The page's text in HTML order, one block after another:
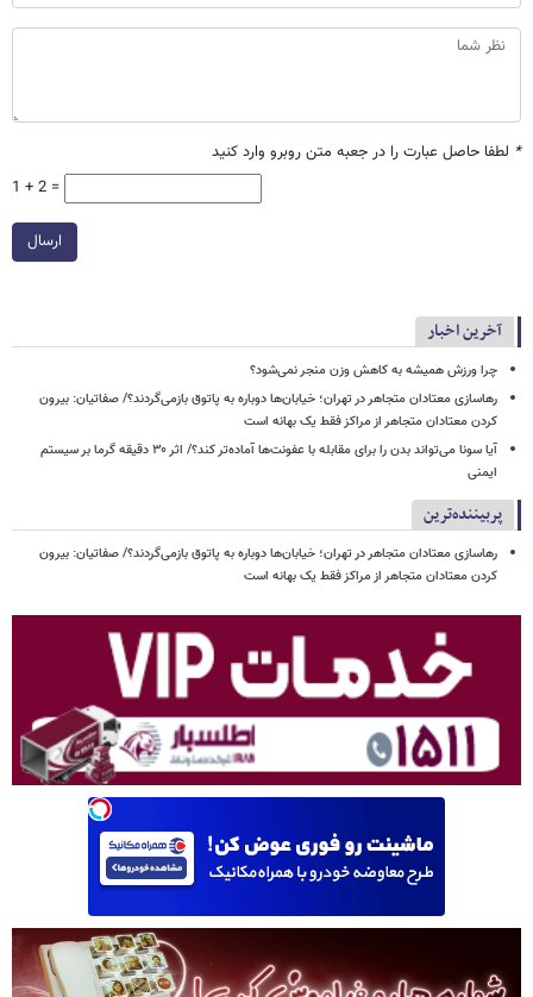
* لطفا حاصل عبارت را در جعبه متن روبرو وارد کنید
1 + 2 =
ارسال
آخرین اخبار
چرا ورزش همیشه به کاهش وزن منجر نمی‌شود؟
رهاسازی معتادان متجاهر در تهران؛ خیابان‌ها دوباره به پاتوق بازمی‌گردند؟/ صفاتیان: بیرون
کردن معتادان متجاهر از مراکز فقط یک بهانه است
آیا سونا می‌تواند بدن را برای مقابله با عفونت‌ها آماده‌تر کند؟/ اثر ۳۰ دقیقه گرما بر سیستم
ایمنی
پربیننده‌ترین
رهاسازی معتادان متجاهر در تهران؛ خیابان‌ها دوباره به پاتوق بازمی‌گردند؟/ صفاتیان: بیرون
کردن معتادان متجاهر از مراکز فقط یک بهانه است